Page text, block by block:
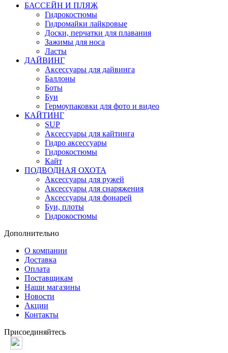
БАССЕЙН И ПЛЯЖ
Гидрокостюмы
Гидромайки лайкровые
Доски, перчатки для плавания
Зажимы для носа
Ласты
ДАЙВИНГ
Аксессуары для дайвинга
Баллоны
Боты
Буи
Гермоупаковки для фото и видео
КАЙТИНГ
SUP
Аксессуары для кайтинга
Гидро аксессуары
Гидрокостюмы
Кайт
ПОДВОДНАЯ ОХОТА
Аксессуары для ружей
Аксессуары для снаряжения
Аксессуары для фонарей
Буи, плоты
Гидрокостюмы
Дополнительно
О компании
Доставка
Оплата
Поставщикам
Наши магазины
Новости
Акции
Контакты
Присоединяйтесь